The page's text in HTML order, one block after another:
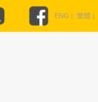
ENG | 繁體 |